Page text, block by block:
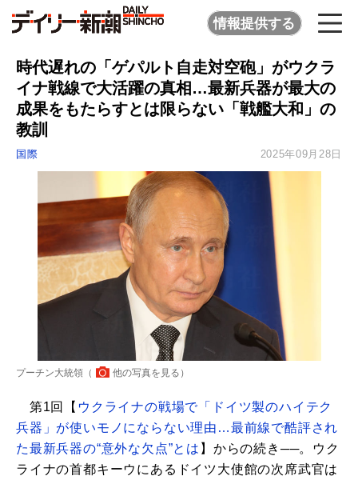
情報提供する
時代遅れの「ゲパルト自走対空砲」がウクラ
イナ戦線で大活躍の真相…最新兵器が最大の
成果をもたらすとは限らない「戦艦大和」の
教訓
国際 2025年09月28日
プーチン大統領（ 他の写真を見る ）
第1回【 ウクライナの戦場で「ドイツ製のハイテク
兵器」が使いモノにならない理由…最前線で酷評され
た最新兵器の“意外な欠点”とは 】からの続き──。ウク
ライナの首都キーウにあるドイツ大使館の次席武官は